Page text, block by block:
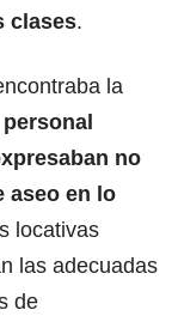
clases.
la
no
aseo en lo
locativas
las adecuadas
de